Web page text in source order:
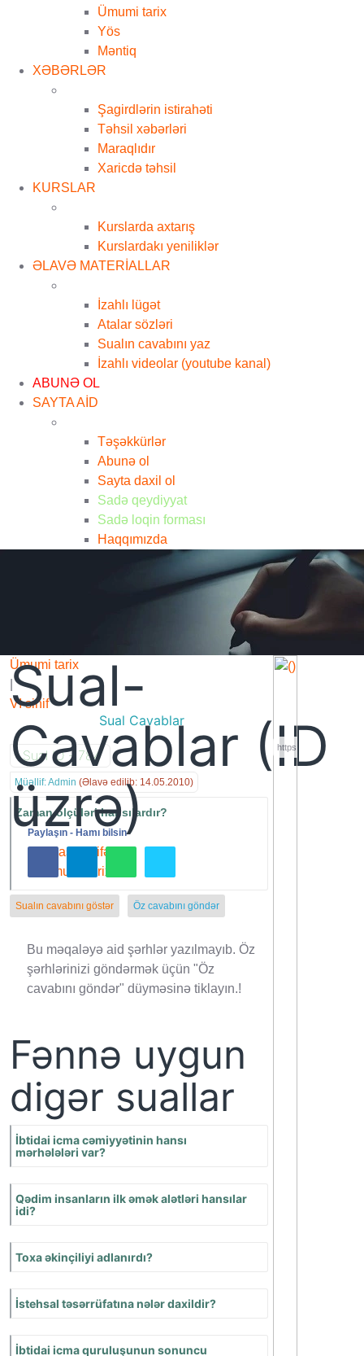
Ümumi tarix
Yös
Məntiq
XƏBƏRLƏR
Şagirdlərin istirahəti
Təhsil xəbərləri
Maraqlıdır
Xaricdə təhsil
KURSLAR
Kurslarda axtarış
Kurslardakı yeniliklər
ƏLAVƏ MATERİALLAR
İzahlı lügət
Atalar sözləri
Sualın cavabını yaz
İzahlı videolar (youtube kanal)
ABUNƏ OL
SAYTA AİD
Təşəkkürlər
Abunə ol
Sayta daxil ol
Sadə qeydiyyat
Sadə loqin forması
Haqqımızda
Sual-
Cavablar (ID
üzrə)
Əsas səhifə
Ümumi tarix
Ümumi tarix
VI sinif
Sual Cavablar
Sual ID - 784
Müəllif: Admin (Əlavə edilib:
14.05.2010)
Zaman ölçüləri
hansılardır?
Paylaşın - Hamı bilsin
Sualın cavabını göstər
Öz cavabını göndər
şərhlər
şərhlərinizi
göndərmək üçün
"Öz cavabını
göndər"
tiklayın.!
Fənnə
uygun
digər
https://wa.me/994552244433